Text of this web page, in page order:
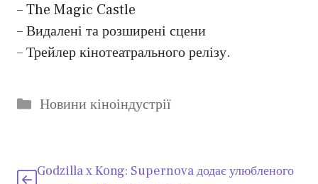
– The Magic Castle
– Видалені та розширені сцени
– Трейлер кінотеатрального релізу.
Категорії
Новини кіноіндустрії
Godzilla x Kong: Supernova додає улюбленого